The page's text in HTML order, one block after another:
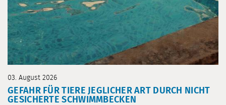
03. August 2026
GEFAHR FÜR TIERE JEGLICHER ART DURCH NICHT
GESICHERTE SCHWIMMBECKEN